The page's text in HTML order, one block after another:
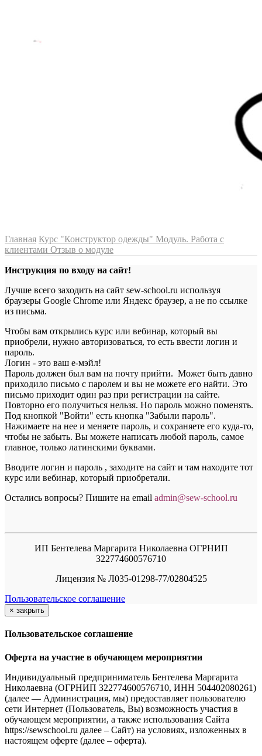
Главная Курс "Конструктор одежды" Модуль. Работа с
клиентами Отзыв о модуле
Инструкция по входу на сайт!
Лучше всего заходить на сайт sew-school.ru используя
браузеры Google Chrome или Яндекс браузер, а не по ссылке
из письма.
Чтобы вам открылись курс или вебинар, который вы
приобрели, нужно авторизоваться, то есть ввести логин и
пароль.
Логин - это ваш е-мэйл!
Пароль должен был вам на почту прийти. Может быть давно
приходило письмо с паролем и вы не можете его найти. Это
письмо приходит один раз при регистрации на сайте.
Повторно его получиться нельзя. Но пароль можно поменять.
Под кнопкой "Войти" есть кнопка "Забыли пароль".
Нажимаете на нее и меняете пароль, и сохраняете его куда-то,
чтобы не забыть. Вы можете написать любой пароль, самое
главное, только латинскими буквами.
Вводите логин и пароль , заходите на сайт и там находите тот
курс или вебинар, который приобретали.
Остались вопросы? Пишите на email admin@sew-school.ru
ИП Бентелева Маргарита Николаевна ОГРНИП
322774600576710
Лицензия № Л035-01298-77/02804525
Пользовательское соглашение
× закрыть
Пользовательское соглашение
Оферта на участие в обучающем мероприятии
Индивидуальный предприниматель Бентелева Маргарита
Николаевна (ОГРНИП 322774600576710, ИНН 504402080261)
(далее — Администрация, мы) предоставляет пользователю
сети Интернет (Пользователь, Вы) возможность участия в
обучающем мероприятии, а также использования Сайта
https://sewschool.ru далее – Сайт) на условиях, изложенных в
настоящем оферте (далее – оферта).